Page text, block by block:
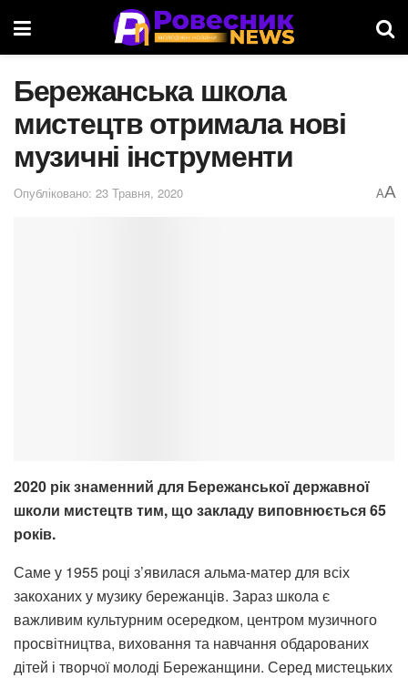
Бережанська школа
мистецтв отримала нові
музичні інструменти
Опубліковано: 23 Травня, 2020 AA
2020 рік знаменний для Бережанської державної
школи мистецтв тим, що закладу виповнюється 65
років.
Саме у 1955 році з’явилася альма-матер для всіх
закоханих у музику бережанців. Зараз школа є
важливим культурним осередком, центром музичного
просвітництва, виховання та навчання обдарованих
дітей і творчої молоді Бережанщини. Серед мистецьких